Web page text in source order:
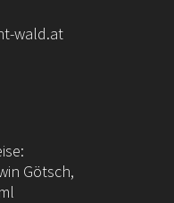
wald.at
Götsch,